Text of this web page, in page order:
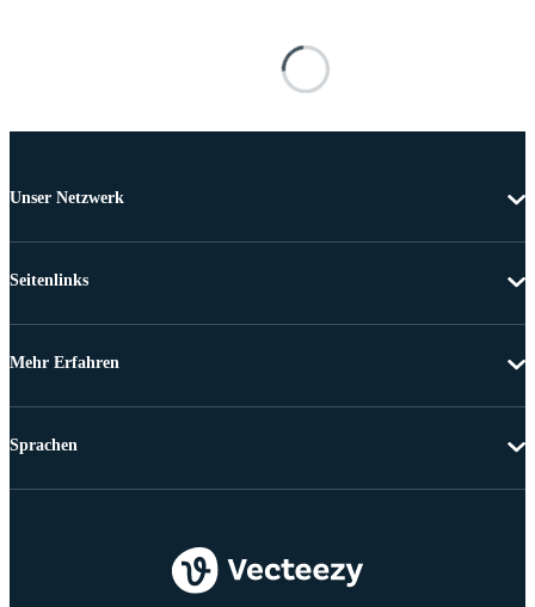
Unser Netzwerk
Seitenlinks
Mehr Erfahren
Sprachen